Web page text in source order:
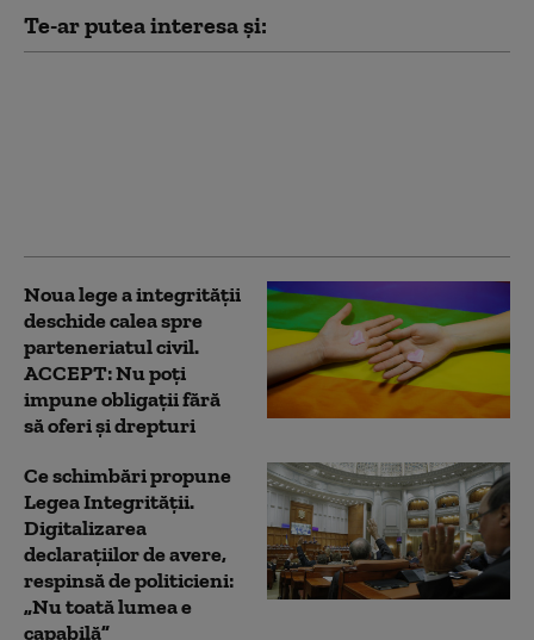
Te-ar putea interesa și:
Noua lege a integrității
deschide calea spre
parteneriatul civil.
ACCEPT: Nu poți
impune obligații fără
să oferi și drepturi
Ce schimbări propune
Legea Integrității.
Digitalizarea
declarațiilor de avere,
respinsă de politicieni:
„Nu toată lumea e
capabilă”